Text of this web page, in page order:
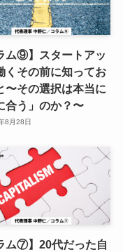
ム⑨】スタートアッ
くその前に知ってお
〜その選択は本当に
合う」のか？〜
8月28日
ム⑦】20代だった自